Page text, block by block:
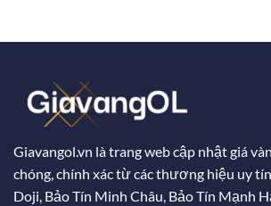
Giavangol.vn là trang web cập nhật giá
chóng, chính xác từ các thương hiệu uy
Doji, Bảo Tín Minh Châu, Bảo Tín Mạnh